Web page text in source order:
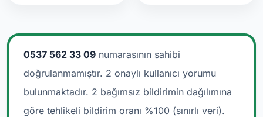
0537 562 33 09 numarasının sahibi
doğrulanmamıştır. 2 onaylı kullanıcı yorumu
bulunmaktadır. 2 bağımsız bildirimin dağılımına
göre tehlikeli bildirim oranı %100 (sınırlı veri).